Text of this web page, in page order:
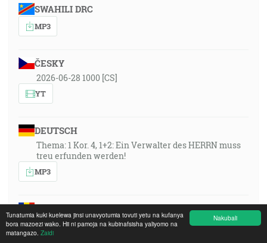
Nakubali
Tunatumia kuki kuelewa jinsi unavyotumia tovuti yetu na kufanya
bora mazoezi wako. Hii ni pamoja na kubinafsisha yaliyomo na
matangazo. Zaidi
SWAHILI DRC
MP3
ČESKY
2026-06-28 1000 [CS]
YT
DEUTSCH
Thema: 1 Kor. 4, 1+2: Ein Verwalter des HERRN muss
treu erfunden werden!
MP3
2026-06-28 1000 [RO]
YT